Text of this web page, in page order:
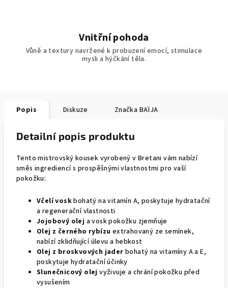
Vnitřní pohoda
Vůně a textury navržené k probuzení emocí, stimulace
mysli a hýčkání těla.
Popis Diskuze Značka BAÏJA
Detailní popis produktu
Tento mistrovský kousek vyrobený v Bretani vám nabízí
směs ingrediencí s prospěšnými vlastnostmi pro vaší
pokožku:
Včelí voskbohatý na vitamín A, poskytuje hydratační
a regenerační vlastnosti
Jojobový olej a vosk pokožku zjemňuje
Olej z černého rybízu extrahovaný ze semínek,
nabízí zklidňující úlevu a hebkost
Olej z broskvových jader bohatý na vitamíny A a E,
poskytuje hydratační účinky
Slunečnicový olej vyživuje a chrání pokožku před
vysušením